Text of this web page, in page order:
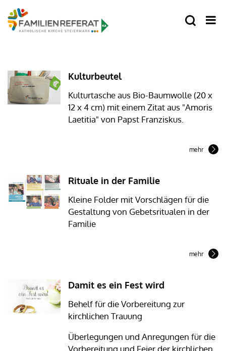
Kulturbeutel
Kulturtasche aus Bio-Baumwolle (20 x
12 x 4 cm) mit einem Zitat aus "Amoris
Laetitia" von Papst Franziskus.
mehr
Rituale in der Familie
Kleine Folder mit Vorschlägen für die
Gestaltung von Gebetsritualen in der
Familie
mehr
Damit es ein Fest wird
Behelf für die Vorbereitung zur
kirchlichen Trauung
Überlegungen und Anregungen für die
Vorbereitung und Feier der kirchlichen